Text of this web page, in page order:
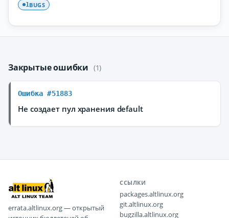
1BUGS
Закрытые ошибки (1)
Ошибка #51883
Не создает пул хранения default
errata.altlinux.org — открытый
ССЫЛКИ
packages.altlinux.org
git.altlinux.org
bugzilla.altlinux.org